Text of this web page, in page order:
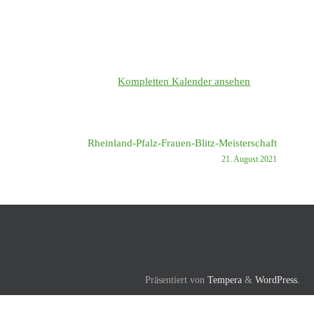
Kompletten Kalender ansehen
Rheinland-Pfalz-Frauen-Blitz-Meisterschaft
21. August 2021
Präsentiert von Tempera & WordPress.